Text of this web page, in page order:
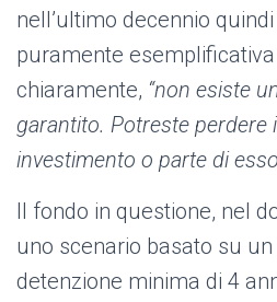
nell’ultimo decennio
puramente
chiaramente, “non esiste
garantito. Potreste perdere
investimento o parte di esso
Il fondo in questione, nel
uno scenario basato su
detenzione minima di 4